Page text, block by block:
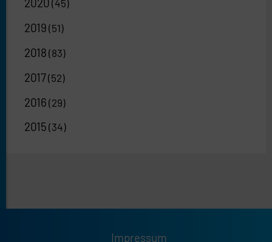
(45)
2019 (51)
2018 (83)
2017(52)
2016 (29)
2015 (34)
Impressum